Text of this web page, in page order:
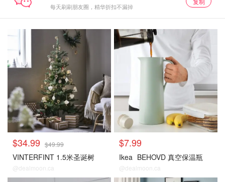
每天刷刷朋友圈，精华折扣不漏掉
$34.99 $49.99
VINTERFINT 1.5米圣诞树
@dealmoon.ca
$7.99
Ikea BEHOVD 真空保温瓶
@dealmoon.ca